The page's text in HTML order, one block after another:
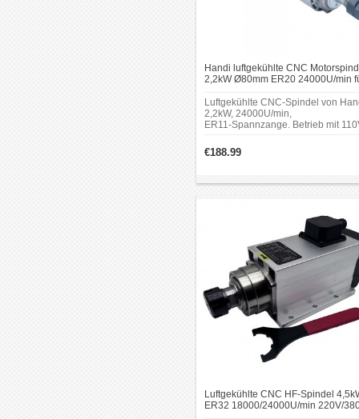
Handi luftgekühlte CNC
2,2kW Ø80mm ER20 24000U/min
Luftgekühlte CNC‑Spindel von
2,2kW, 24000U/min,
ER11‑Spannzange. Betrieb mit
7,6A/4,4A. Frequenz 400Hz,
Fettschmierung, Gewicht 5,6kg.
Holz in CNC‑Maschinen.
€188.99
Luftgekühlte CNC HF-Spindel
ER32 18000/24000U/min 220V/